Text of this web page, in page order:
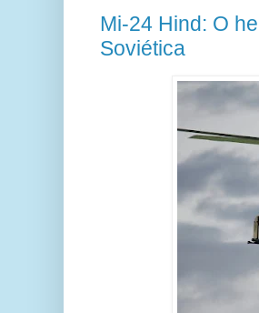
Mi-24 Hind: O
Soviética